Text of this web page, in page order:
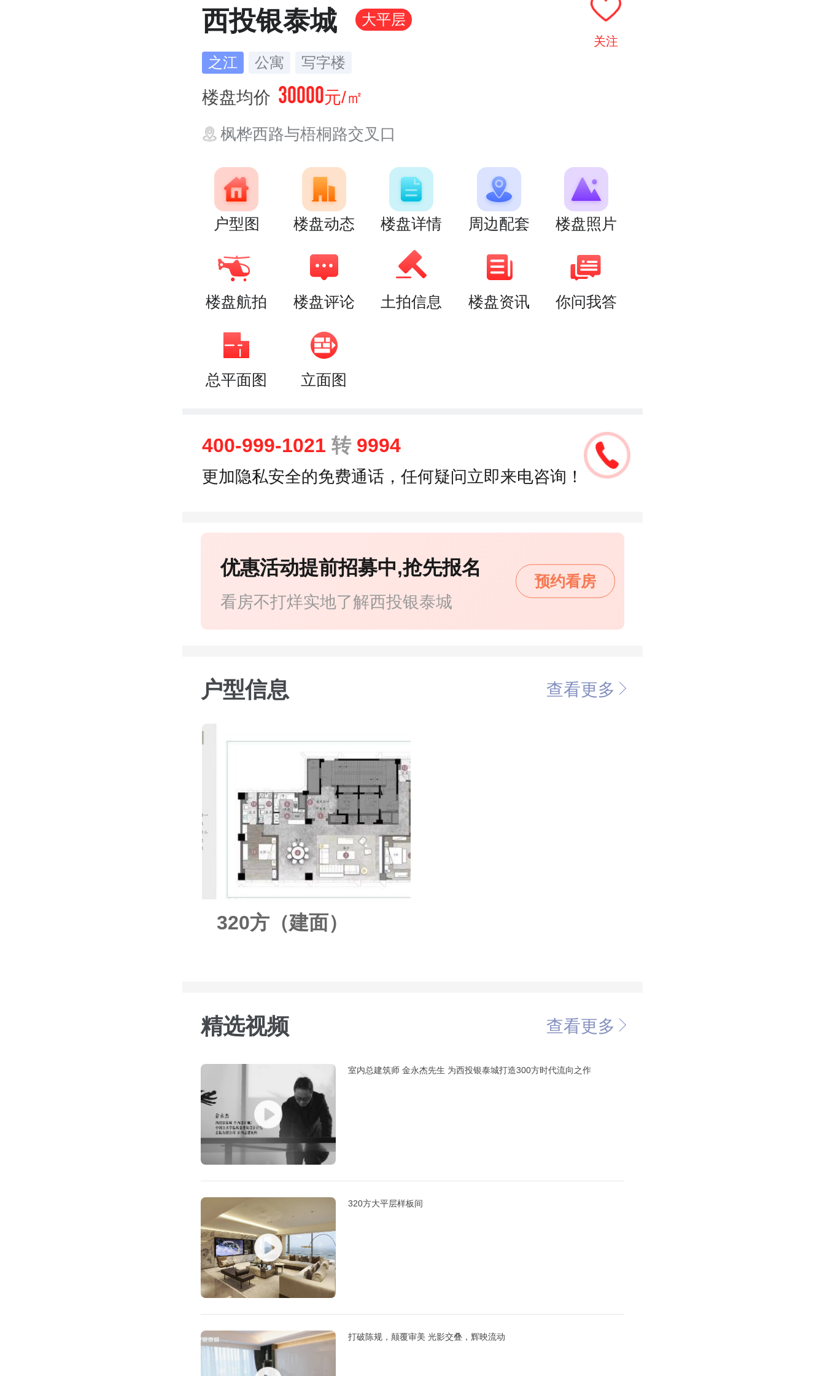
关注
西投银泰城 大平层
之江 公寓 写字楼
楼盘均价 30000元/㎡
枫桦西路与梧桐路交叉口
户型图 楼盘动态 楼盘详情 周边配套 楼盘照片
楼盘航拍 楼盘评论 土拍信息 楼盘资讯 你问我答
总平面图 立面图
400-999-1021 转9994
更加隐私安全的免费通话，任何疑问立即来电咨询！
看房不打烊实地了解西投银泰城
优惠活动提前招募中,抢先报名
预约看房
户型信息 查看更多
320方（建面）
精选视频 查看更多
室内总建筑师 金永杰先生 为西投银泰城打造300方时代流向之作
320方大平层样板间
打破陈规，颠覆审美 光影交叠，辉映流动